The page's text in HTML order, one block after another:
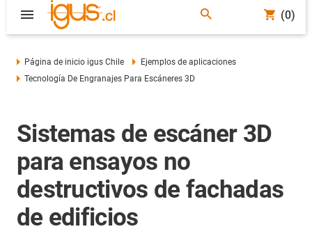
(0)
Página de inicio igus Chile
Ejemplos de aplicaciones
Tecnología De Engranajes Para Escáneres 3D
Sistemas de escáner 3D
para ensayos no
destructivos de fachadas
de edificios